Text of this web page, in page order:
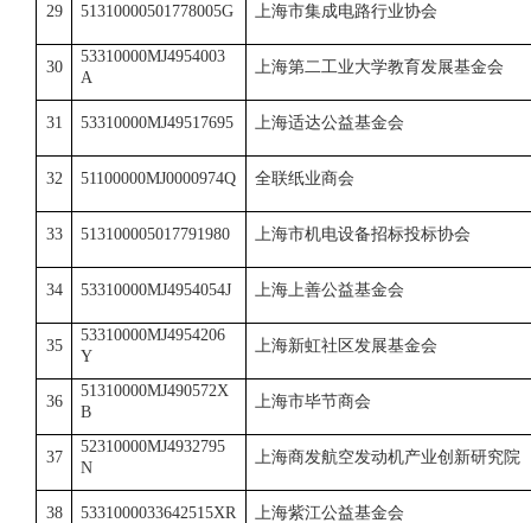
29 51310000501778005G 上海市集成电路行业协会
30
53310000MJ4954003
A
上海第二工业大学教育发展基金会
31 53310000MJ49517695 上海适达公益基金会
32 51100000MJ0000974Q 全联纸业商会
33 513100005017791980 上海市机电设备招标投标协会
34 53310000MJ4954054J 上海上善公益基金会
35
53310000MJ4954206
Y
上海新虹社区发展基金会
36
51310000MJ490572X
B
上海市毕节商会
37
52310000MJ4932795
N
上海商发航空发动机产业创新研究院
38 5331000033642515XR 上海紫江公益基金会